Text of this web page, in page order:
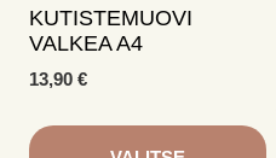
KUTISTEMUOVI
VALKEA A4
13,90 €